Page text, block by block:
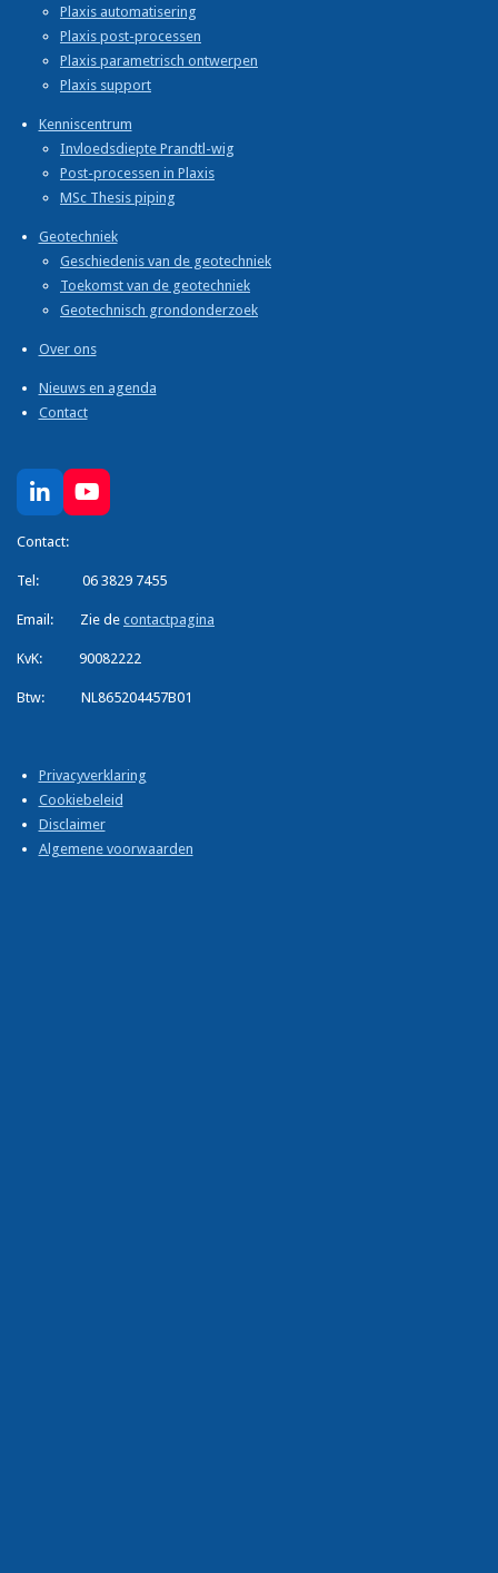
Plaxis automatisering
Plaxis post-processen
Plaxis parametrisch ontwerpen
Plaxis support
Kenniscentrum
Invloedsdiepte Prandtl-wig
Post-processen in Plaxis
MSc Thesis piping
Geotechniek
Geschiedenis van de geotechniek
Toekomst van de geotechniek
Geotechnisch grondonderzoek
Over ons
Nieuws en agenda
Contact
L
i
n
e
I
n
Y
o
u
e
Contact:
Tel: 06 3829 7455
Email: Zie de contactpagina
KvK: 90082222
Btw: NL865204457B01
Privacyverklaring
Cookiebeleid
Disclaimer
Algemene voorwaarden